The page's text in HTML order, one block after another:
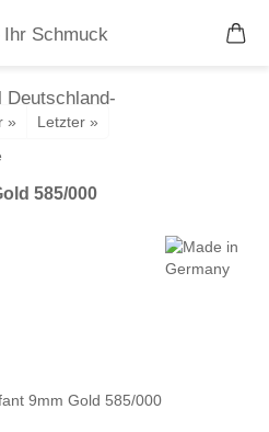
»
Letzter »
585/000